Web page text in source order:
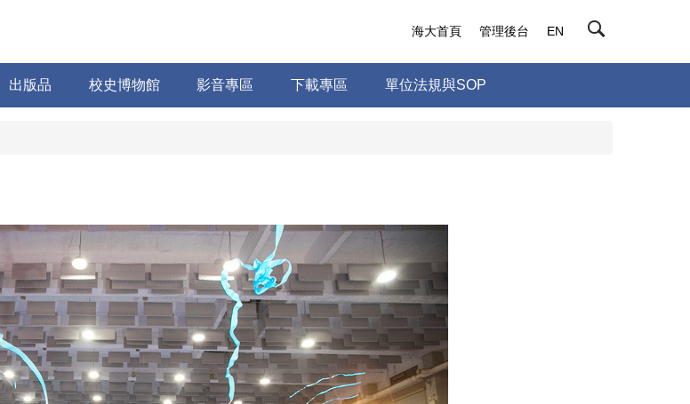
出版品 校史博物館 影音專區 下載專區 單位法規與SOP
海大首頁 管理後台 EN